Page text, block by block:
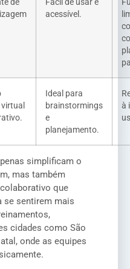
acessível.
Ideal para
brainstormings
e
planejamento.
à
simplificam o
mas também
que
se sentirem mais
cidades como São
onde as equipes